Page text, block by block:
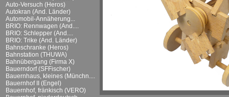
Auto-Versuch (Heros)
Autokran (And. Länder)
Automobil-Annäherung...
BRIO: Rennwagen (And....
BRIO: Schlepper (And....
BRIO: Trike (And. Länder)
Bahnschranke (Heros)
Bahnstation (THUWA)
Bahnübergang (Firma X)
Bauerndorf (SFFischer)
Bauernhaus, kleines (Münchn....
Bauernhof II (Engel)
Bauernhof, fränkisch (VERO)